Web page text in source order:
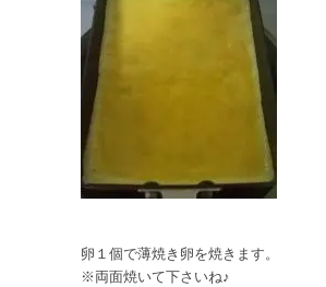
卵１個で薄焼き卵を焼きます。
※両面焼いて下さいね♪